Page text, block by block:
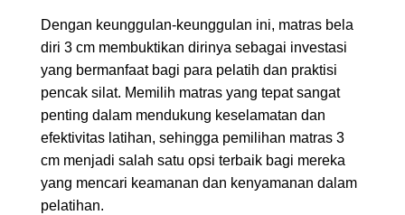
Dengan keunggulan-keunggulan ini, matras bela
diri 3 cm membuktikan dirinya sebagai investasi
yang bermanfaat bagi para pelatih dan praktisi
pencak silat. Memilih matras yang tepat sangat
penting dalam mendukung keselamatan dan
efektivitas latihan, sehingga pemilihan matras 3
cm menjadi salah satu opsi terbaik bagi mereka
yang mencari keamanan dan kenyamanan dalam
pelatihan.